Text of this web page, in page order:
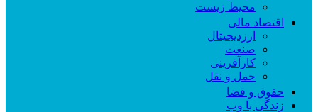
محیط زیست
اقتصاد مالی
ارزدیجیتال
صنعت
کارآفرینی
حمل و نقل
حقوق و قضا
زندگی با وب